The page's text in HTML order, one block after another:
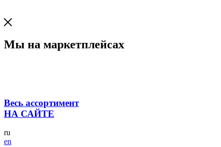
Мы на маркетплейсах
Весь ассортимент
НА САЙТЕ
ru
en